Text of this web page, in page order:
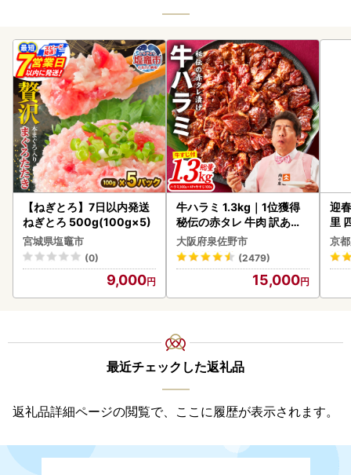
【ねぎとろ】7日以内発送
ねぎとろ 500g(100g×5)
宮城県塩竈市
(0)
9,000
牛ハラミ 1.3kg｜1位獲得
秘伝の赤タレ 牛肉 訳あり
焼肉 BBQ
大阪府泉佐野市
(2479)
15,000
迎
里
京
最近チェックした返礼品
返礼品詳細ページの閲覧で、ここに履歴が表示されます。